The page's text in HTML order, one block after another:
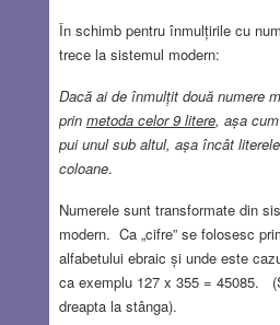
În schimb pentru înmulțirile cu
trece la sistemul modern:
Dacă ai de înmulțit două numere
prin metoda celor 9 litere, așa
pui unul sub altul, așa încât
coloane.
Numerele sunt transformate din
modern. Ca „cifre” se folosesc
alfabetului ebraic și unde este
ca exemplu 127 x 355 = 45085.
dreapta la stânga).